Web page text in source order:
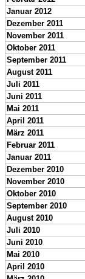
Januar 2012
Dezember 2011
November 2011
Oktober 2011
September 2011
August 2011
Juli 2011
Juni 2011
Mai 2011
April 2011
März 2011
Februar 2011
Januar 2011
Dezember 2010
November 2010
Oktober 2010
September 2010
August 2010
Juli 2010
Juni 2010
Mai 2010
April 2010